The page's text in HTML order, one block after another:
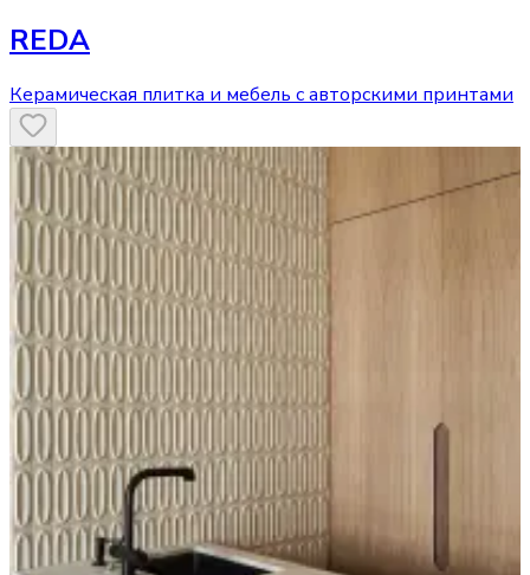
REDA
Керамическая плитка и мебель с авторскими принтами